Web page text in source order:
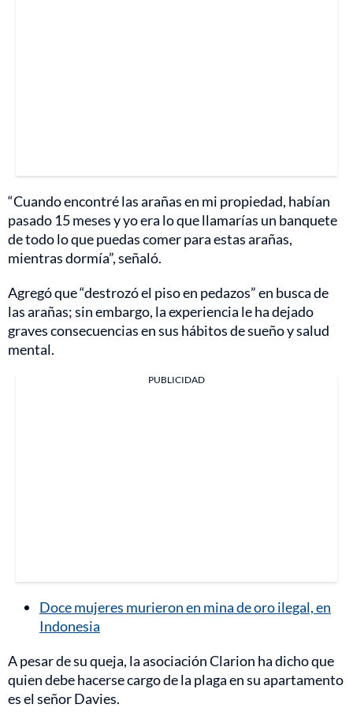
“Cuando encontré las arañas en mi propiedad, habían
pasado 15 meses y yo era lo que llamarías un banquete
de todo lo que puedas comer para estas arañas,
mientras dormía”, señaló.
Agregó que “destrozó el piso en pedazos” en busca de
las arañas; sin embargo, la experiencia le ha dejado
graves consecuencias en sus hábitos de sueño y salud
mental.
PUBLICIDAD
Doce mujeres murieron en mina de oro ilegal, en
Indonesia
A pesar de su queja, la asociación Clarion ha dicho que
quien debe hacerse cargo de la plaga en su apartamento
es el señor Davies.